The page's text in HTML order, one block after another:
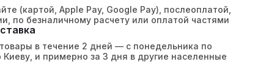
(картой, Apple Pay, Google Pay), послеоплатой,
по безналичному расчету или оплатой частями
в течение 2 дней — с понедельника по
и примерно за 3 дня в другие населенные